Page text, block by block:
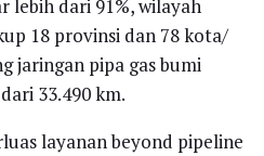
lebih dari 91%, wilayah
18 provinsi dan 78 kota/
jaringan pipa gas bumi
33.490 km.
layanan beyond pipeline